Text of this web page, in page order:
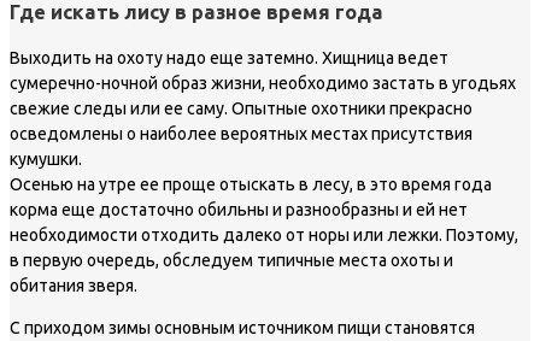
Где искать лису в разное время года
Выходить на охоту надо еще затемно. Хищница ведет
сумеречно-ночной образ жизни, необходимо застать в угодьях
свежие следы или ее саму. Опытные охотники прекрасно
осведомлены о наиболее вероятных местах присутствия
кумушки.
Осенью на утре ее проще отыскать в лесу, в это время года
корма еще достаточно обильны и разнообразны и ей нет
необходимости отходить далеко от норы или лежки. Поэтому,
в первую очередь, обследуем типичные места охоты и
обитания зверя.
С приходом зимы основным источником пищи становятся